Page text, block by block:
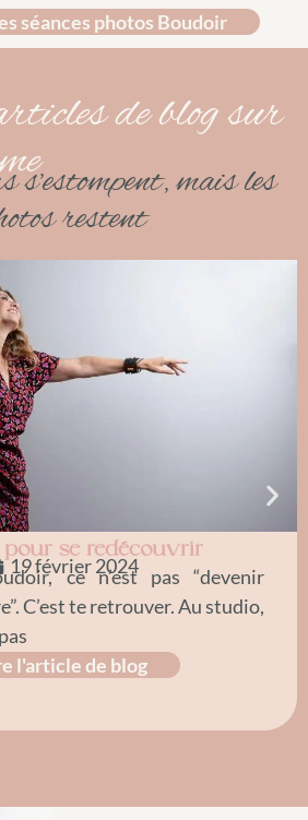
séances photos Boudoir
de blog sur
s’estompent, mais les
restent
se redécouvrir
19 février 2024
ce n’est pas “devenir
C’est te retrouver. Au studio,
l'article de blog